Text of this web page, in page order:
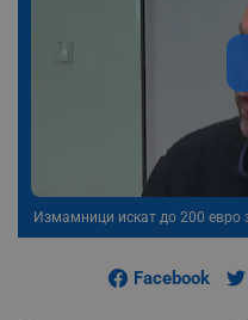
Измамници искат до 200 евро
Facebook